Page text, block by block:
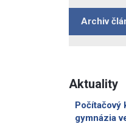
Archiv
Aktuality
Počítačový
gymnázia